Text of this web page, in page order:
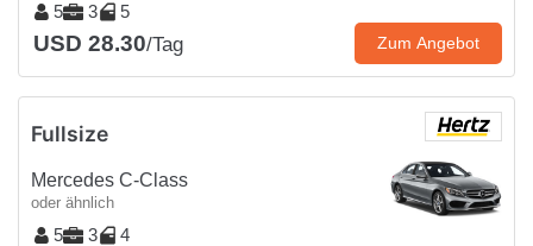
5 3 5
USD 28.30/Tag Zum Angebot
Fullsize
Mercedes C-Class
oder ähnlich
5 3 4